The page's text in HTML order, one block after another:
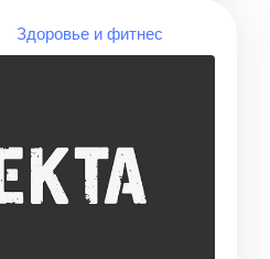
Здоровье и фитнес